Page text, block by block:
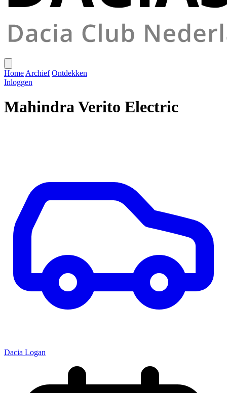
Home Archief Ontdekken
Inloggen
Mahindra Verito Electric
Dacia Logan